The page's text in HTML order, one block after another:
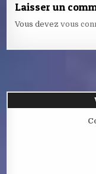
Laisser un
Vous devezvous